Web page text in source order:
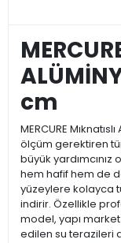
cm
MERCURE
ölçüm gerektiren
büyük
hem hafif hem de
yüzeylere kolayca
indirir. Özellikle
model, yapı
edilen su terazileri